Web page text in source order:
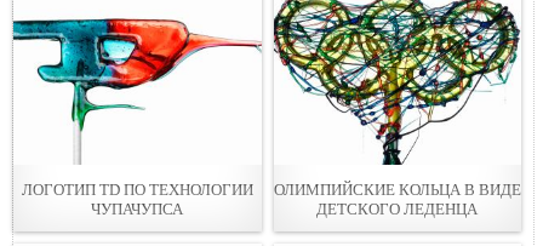
ЛОГОТИП TD ПО ТЕХНОЛОГИИ
ЧУПАЧУПСА
ОЛИМПИЙСКИЕ КОЛЬЦА В ВИДЕ
ДЕТСКОГО ЛЕДЕНЦА